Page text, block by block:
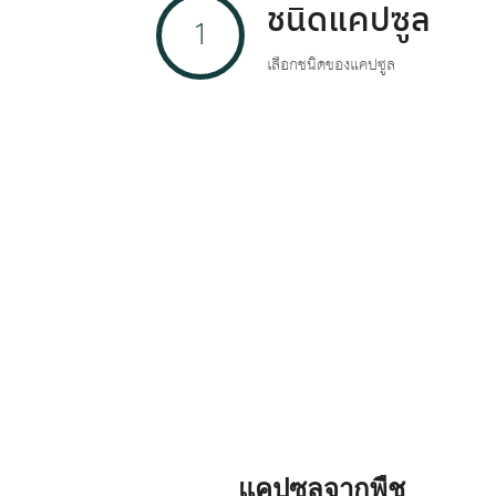
1 ชนิดแคปซูล
เลือกชนิดของแคปซูล
แคปซูลจากพืช